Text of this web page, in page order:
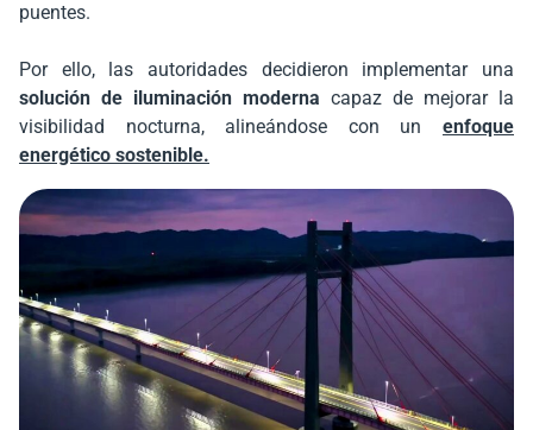
puentes.
Por ello, las autoridades decidieron implementar una
solución de iluminación moderna capaz de mejorar la
visibilidad nocturna, alineándose con un enfoque
energético sostenible.